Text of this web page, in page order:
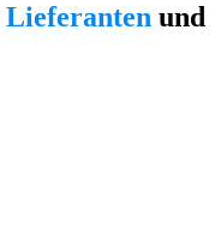
Lieferanten und